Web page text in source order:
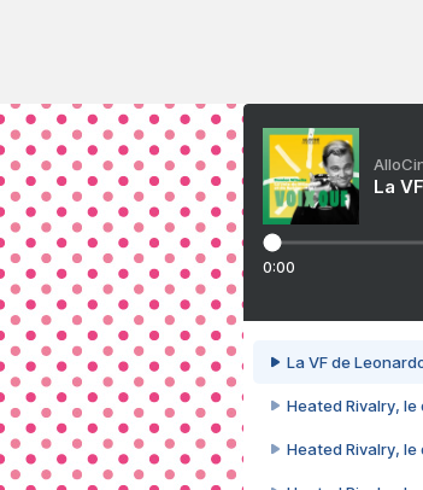
La
0:00
La VF de
Heated Rivalry,
Heated Rivalry,